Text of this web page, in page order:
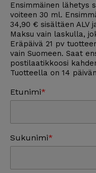
Ensimmäinen lähetys
voiteen 30 ml.
34,90 € sisältäen ALV
Maksu vain laskulla,
Eräpäivä 21 pv
vain Suomeen. Saat
postilaatikkoosi
Tuotteella on 14
Etunimi
Sukunimi